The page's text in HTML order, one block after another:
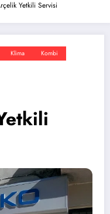
Yetkili Servisi
Klima
Kombi